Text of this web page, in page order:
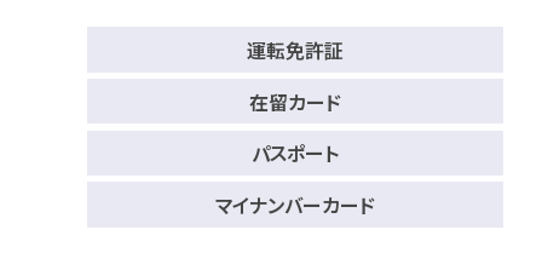
運転免許証
在留カード
パスポート
マイナンバーカード